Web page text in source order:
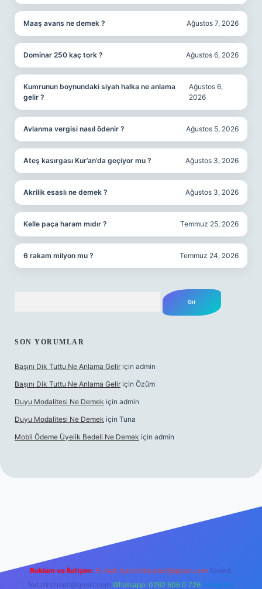
Maaş avans ne demek ? Ağustos 7, 2026
Dominar 250 kaç tork ? Ağustos 6, 2026
Kumrunun boynundaki siyah halka ne anlama
gelir ?
Ağustos 6,
2026
Avlanma vergisi nasıl ödenir ? Ağustos 5, 2026
Ateş kasırgası Kur’an’da geçiyor mu ? Ağustos 3, 2026
Akrilik esaslı ne demek ? Ağustos 3, 2026
Kelle paça haram mıdır ? Temmuz 25, 2026
6 rakam milyon mu ? Temmuz 24, 2026
SON YORUMLAR
Başını Dik Tuttu Ne Anlama Gelir için admin
Başını Dik Tuttu Ne Anlama Gelir için Özüm
Duyu Modalitesi Ne Demek için admin
Duyu Modalitesi Ne Demek için Tuna
Mobil Ödeme Üyelik Bedeli Ne Demek için admin
Reklam ve İletişim: E-mail: backlinkpaneli@gmail.com Teams:
forumhizmeti@gmail.com Whatsapp: 0262 606 0 726 Telegram: